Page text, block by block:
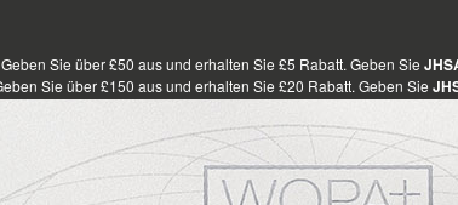
Geben Sie über £50 aus und erhalten Sie £5 Rabatt. Geben Sie
Sie über £150 aus und erhalten Sie £20 Rabatt. Geben Sie